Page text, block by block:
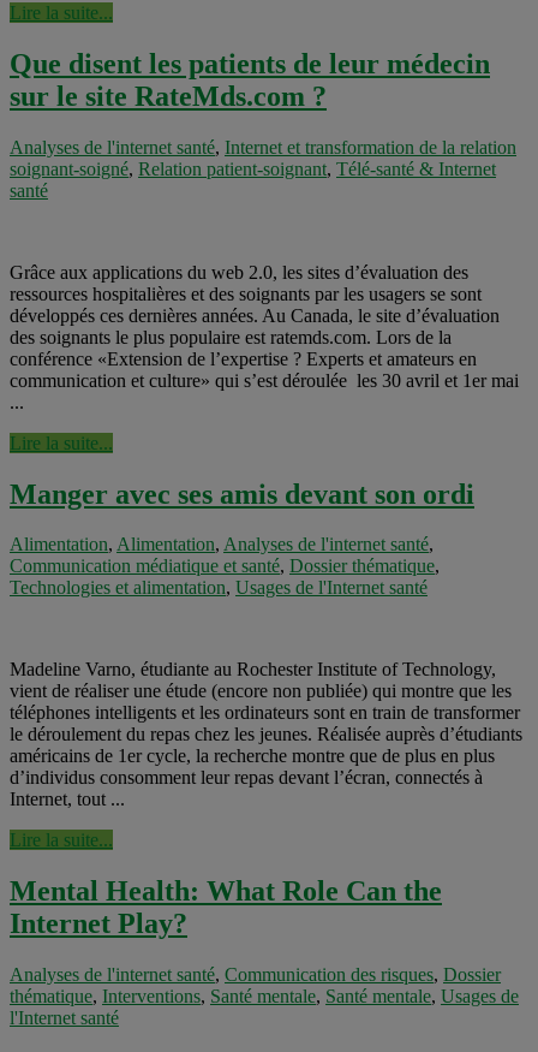
Lire la suite...
Que disent les patients de leur médecin
sur le site RateMds.com ?
Analyses de l'internet santé, Internet et transformation de la relation
soignant-soigné, Relation patient-soignant, Télé-santé & Internet
santé
Grâce aux applications du web 2.0, les sites d’évaluation des
ressources hospitalières et des soignants par les usagers se sont
développés ces dernières années. Au Canada, le site d’évaluation
des soignants le plus populaire est ratemds.com. Lors de la
conférence «Extension de l’expertise ? Experts et amateurs en
communication et culture» qui s’est déroulée les 30 avril et 1er mai
...
Lire la suite...
Manger avec ses amis devant son ordi
Alimentation, Alimentation, Analyses de l'internet santé,
Communication médiatique et santé, Dossier thématique,
Technologies et alimentation, Usages de l'Internet santé
Madeline Varno, étudiante au Rochester Institute of Technology,
vient de réaliser une étude (encore non publiée) qui montre que les
téléphones intelligents et les ordinateurs sont en train de transformer
le déroulement du repas chez les jeunes. Réalisée auprès d’étudiants
américains de 1er cycle, la recherche montre que de plus en plus
d’individus consomment leur repas devant l’écran, connectés à
Internet, tout ...
Lire la suite...
Mental Health: What Role Can the
Internet Play?
Analyses de l'internet santé, Communication des risques, Dossier
thématique, Interventions, Santé mentale, Santé mentale, Usages de
l'Internet santé